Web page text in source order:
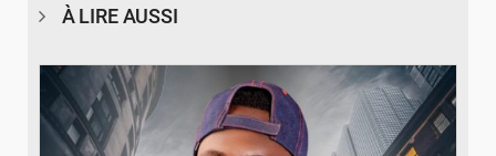
À LIRE AUSSI